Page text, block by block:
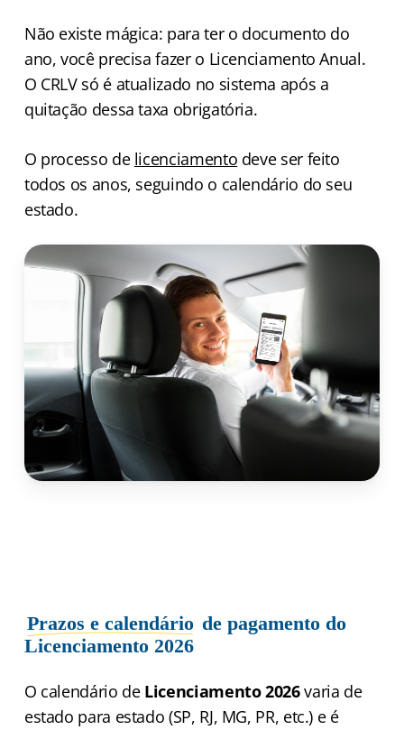
Não existe mágica: para ter o documento do
ano, você precisa fazer o Licenciamento Anual.
O CRLV só é atualizado no sistema após a
quitação dessa taxa obrigatória.
O processo de licenciamento deve ser feito
todos os anos, seguindo o calendário do seu
estado.
Prazos e calendário de pagamento do
Licenciamento 2026
O calendário de Licenciamento 2026varia de
estado para estado (SP, RJ, MG, PR, etc.) e é